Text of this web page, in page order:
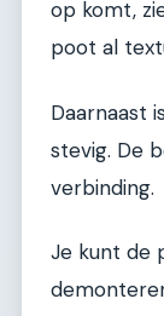
op komt,
poot al
Daarnaast
stevig. De
verbinding.
Je kunt de